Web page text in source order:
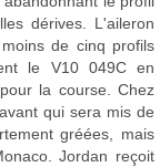
dérives. L'aileron
de cinq profils
le V10 049C en
la course. Chez
qui sera mis de
gréées, mais
Jordan reçoit